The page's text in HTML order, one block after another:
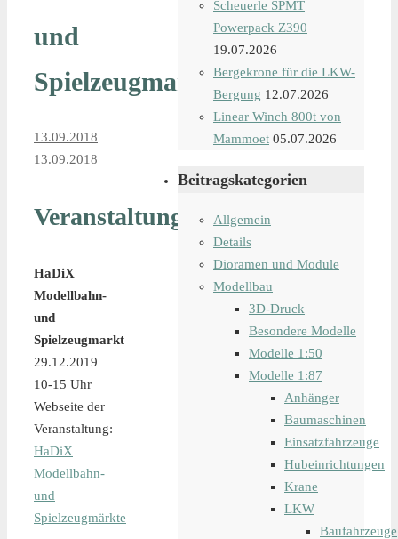
und
Spielzeugmarkt
13.09.2018
13.09.2018
Veranstaltungsdetails
HaDiX
Modellbahn-
und
Spielzeugmarkt
29.12.2019
10-15 Uhr
Webseite der
Veranstaltung:
HaDiX
Modellbahn-
und
Spielzeugmärkte
Scheuerle SPMT
Powerpack Z390
19.07.2026
Bergekrone für die LKW-
Bergung 12.07.2026
Linear Winch 800t von
Mammoet 05.07.2026
Beitragskategorien
Allgemein
Details
Dioramen und Module
Modellbau
3D-Druck
Besondere Modelle
Modelle 1:50
Modelle 1:87
Anhänger
Baumaschinen
Einsatzfahrzeuge
Hubeinrichtungen
Krane
LKW
Baufahrzeuge